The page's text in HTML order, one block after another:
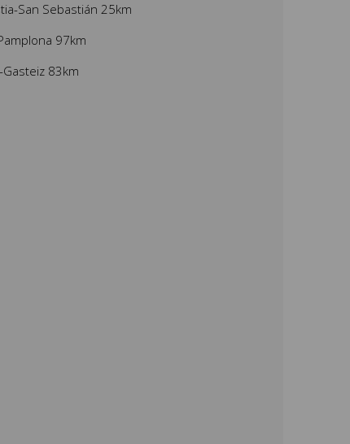
San Sebastián 25km
97km
83km